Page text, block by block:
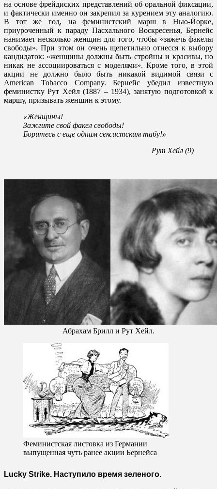
на основе фрейдиских представлений об оральной фиксации,
и фактически именно он закрепил за курением эту аналогию.
В тот же год, на феминистский марш в Нью-Йорке,
приуроченный к параду Пасхального Воскресенья, Бернейс
нанимает несколько женщин для того, чтобы «зажечь факелы
свободы». При этом он очень щепетильно отнесся к выбору
кандидаток: «женщины должны быть стройны и красивы, но
никак не ассоциироваться с моделями». Кроме того, в этой
акции не должно было быть никакой видимой связи с
American Tobacco Company. Бернейс убедил известную
феминистку Рут Хейл (1887 – 1934), занятую подготовкой к
маршу, призывать женщин к этому.
«Женщины!
Зажгите свой факел свободы!
Боритесь с еще одним сексистским табу!»
Рут Хейл (9)
Абрахам Брилл и Рут Хейл.
Феминистская листовка из Германии
выпущенная чуть ранее акции Бернейса
Lucky Strike. Наступило время зеленого.